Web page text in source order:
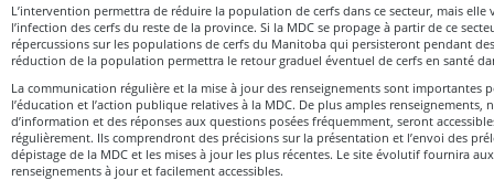
L’intervention permettra de réduire la population de cerfs dans ce secteur, mais elle
l’infection des cerfs du reste de la province. Si la MDC se propage à partir de ce
répercussions sur les populations de cerfs du Manitoba qui persisteront pendant
réduction de la population permettra le retour graduel éventuel de cerfs en santé
La communication régulière et la mise à jour des renseignements sont importantes
l’éducation et l’action publique relatives à la MDC. De plus amples renseignements,
d’information et des réponses aux questions posées fréquemment, seront
régulièrement. Ils comprendront des précisions sur la présentation et l’envoi des
dépistage de la MDC et les mises à jour les plus récentes. Le site évolutif fournira
renseignements à jour et facilement accessibles.